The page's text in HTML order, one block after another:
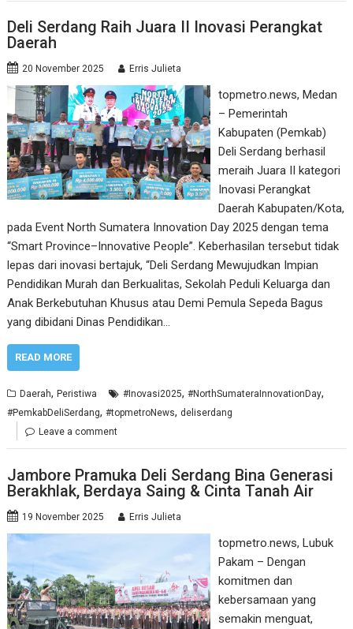
Deli Serdang Raih Juara II Inovasi Perangkat
Daerah
20 November 2025 Erris Julieta
topmetro.news, Medan
– Pemerintah
Kabupaten (Pemkab)
Deli Serdang berhasil
meraih Juara II kategori
Inovasi Perangkat
Daerah Kabupaten/Kota,
pada Event North Sumatera Innovation Day 2025 dengan tema
“Smart Province–Innovative People”. Keberhasilan tersebut tidak
lepas dari inovasi bertajuk, “Deli Serdang Mewujudkan Impian
Pendidikan Murah dan Berkualitas, Sekolah Peduli Keluarga dan
Anak Berkebutuhan Khusus atau Demi Pemula Sepeda Bagus
yang dibidani Dinas Pendidikan…
READ MORE
Daerah,Peristiwa #Inovasi2025,#NorthSumateraInnovationDay,
#PemkabDeliSerdang,#topmetroNews, deliserdang
Leave a comment
Jambore Pramuka Deli Serdang Bina Generasi
Berakhlak, Berdaya Saing & Cinta Tanah Air
19 November 2025 Erris Julieta
topmetro.news, Lubuk
Pakam – Dengan
komitmen dan
kebersamaan yang
semakin menguat,